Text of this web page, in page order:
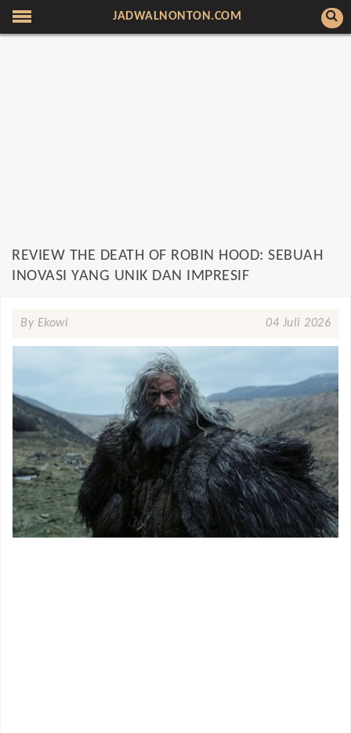
JADWALNONTON.COM
REVIEW THE DEATH OF ROBIN HOOD: SEBUAH
INOVASI YANG UNIK DAN IMPRESIF
By Ekowi 04 Juli 2026